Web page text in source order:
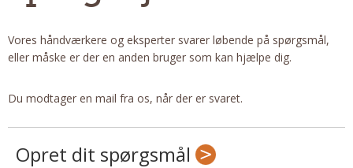
Montage Og Nybyg
Reparation Og Vedligehold
Om Materialer
Om Værktøj
Vores håndværkere og eksperter svarer løbende på spørgsmål,
eller måske er der en anden bruger som kan hjælpe dig.
Du modtager en mail fra os, når der er svaret.
Opret dit spørgsmål